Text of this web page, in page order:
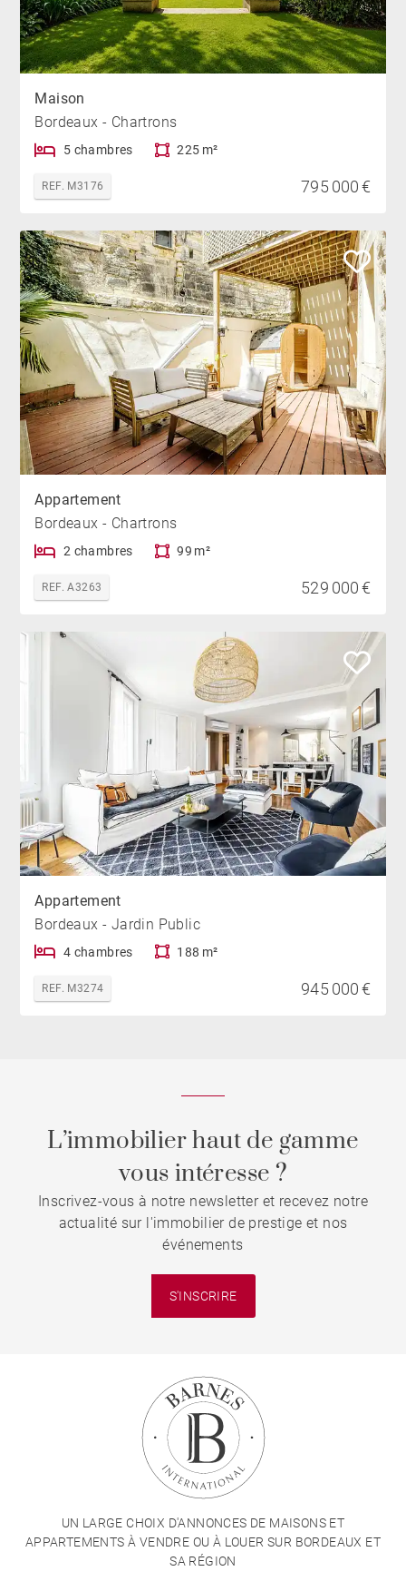
Maison
Bordeaux - Chartrons
5 chambres 225 m²
REF. M3176 795 000 €
Appartement
Bordeaux - Chartrons
2 chambres 99 m²
REF. A3263 529 000 €
Appartement
Bordeaux - Jardin Public
4 chambres 188 m²
REF. M3274 945 000 €
L’immobilier haut de gamme
vous intéresse ?
Inscrivez-vous à notre newsletter et recevez notre
actualité sur l'immobilier de prestige et nos
événements
S'INSCRIRE
UN LARGE CHOIX D'ANNONCES DE MAISONS ET
APPARTEMENTS À VENDRE OU À LOUER SUR BORDEAUX ET
SA RÉGION